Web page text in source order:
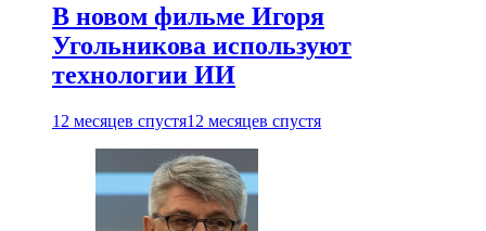
В новом фильме Игоря
Угольникова используют
технологии ИИ
12 месяцев спустя12 месяцев спустя